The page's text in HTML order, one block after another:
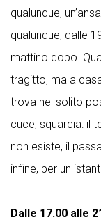
qualunque,
qualunque, dalle
mattino dopo.
tragitto, ma a
trova nel solito
cuce, squarcia: il
non esiste, il
infine, per un
Dalle 17.00 alle